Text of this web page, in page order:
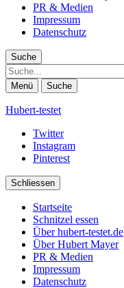
PR & Medien
Impressum
Datenschutz
Suche
Suche
Menü Suche
Hubert-testet
Twitter
Instagram
Pinterest
Schliessen
Startseite
Schnitzel essen
Über hubert-testet.de
Über Hubert Mayer
PR & Medien
Impressum
Datenschutz